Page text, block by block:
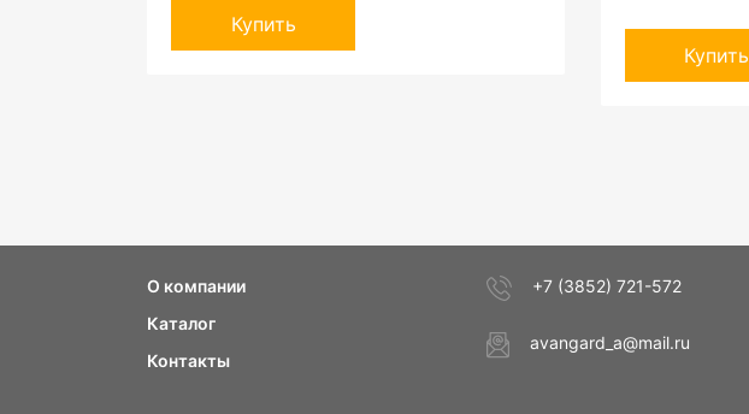
Купить
Купить
О компании
Каталог
Контакты
+7 (3852) 721-572
avangard_a@mail.ru